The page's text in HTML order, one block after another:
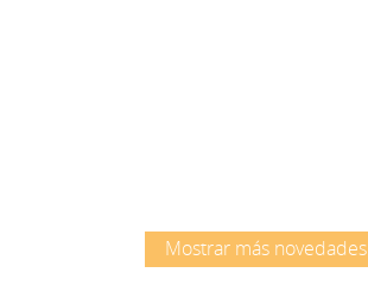
Mostrar más novedades